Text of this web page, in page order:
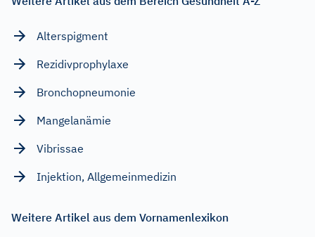
Alterspigment
Rezidivprophylaxe
Bronchopneumonie
Mangelanämie
Vibrissae
Injektion, Allgemeinmedizin
Weitere Artikel aus dem Vornamenlexikon